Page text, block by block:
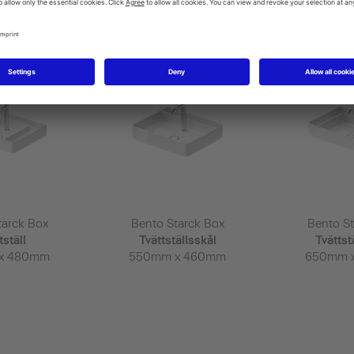
Box Produkter ➝
Box
480mm
Bento Starck Box
Tvättställsskål
550mm x 460mm
Bento
650mm